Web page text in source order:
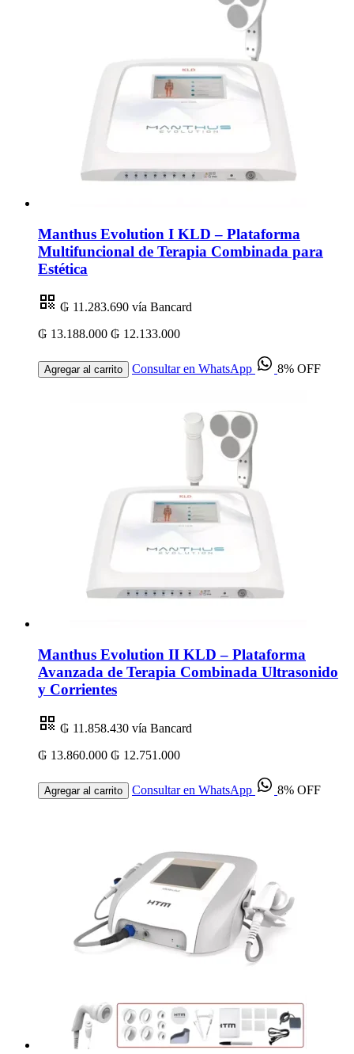
Manthus Evolution I KLD – Plataforma
Multifuncional de Terapia Combinada para
Estética
₲ 11.283.690 vía Bancard
₲ 13.188.000 ₲ 12.133.000
Agregar al carrito Consultar en WhatsApp 8% OFF
Manthus Evolution II KLD – Plataforma
Avanzada de Terapia Combinada Ultrasonido
y Corrientes
₲ 11.858.430 vía Bancard
₲ 13.860.000 ₲ 12.751.000
Agregar al carrito Consultar en WhatsApp 8% OFF